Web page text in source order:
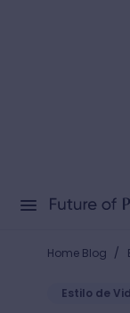
Home Blog /
Estilo de